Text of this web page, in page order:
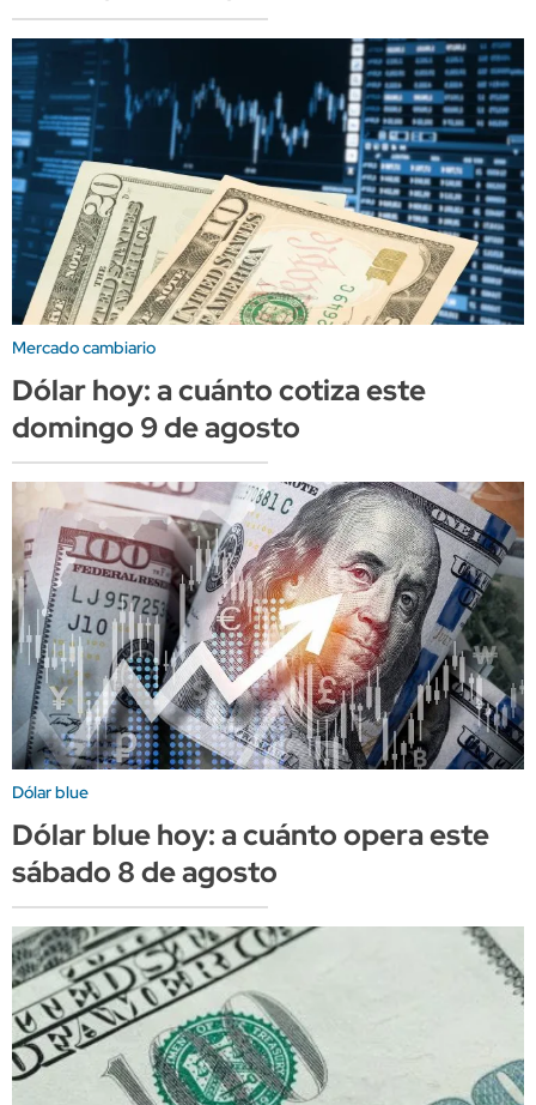
Mercado cambiario
Dólar hoy: a cuánto cotiza este
domingo 9 de agosto
Dólar blue
Dólar blue hoy: a cuánto opera este
sábado 8 de agosto